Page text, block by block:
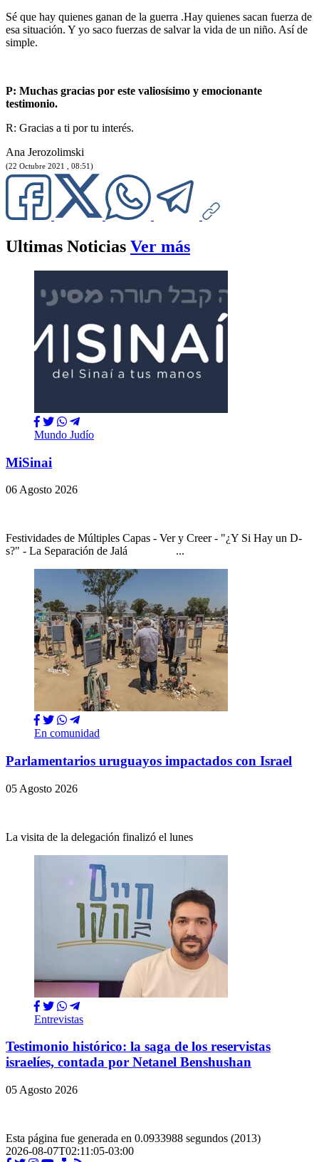
Sé que hay quienes ganan de la guerra .Hay quienes sacan fuerza de
esa situación. Y yo saco fuerzas de salvar la vida de un niño. Así de
simple.
P: Muchas gracias por este valiosísimo y emocionante
testimonio.
R: Gracias a ti por tu interés.
Ana Jerozolimski
(22 Octubre 2021 , 08:51)
Ultimas Noticias Ver más
Mundo Judío
MiSinai
06 Agosto 2026
Festividades de Múltiples Capas - Ver y Creer - "¿Y Si Hay un D-
s?" - La Separación de Jalá ...
En comunidad
Parlamentarios uruguayos impactados con Israel
05 Agosto 2026
La visita de la delegación finalizó el lunes
Entrevistas
Testimonio histórico: la saga de los reservistas
israelíes, contada por Netanel Benshushan
05 Agosto 2026
Esta página fue generada en 0.0933988 segundos (2013)
2026-08-07T02:11:05-03:00